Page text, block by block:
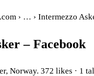
› … › Intermezzo
– Facebook
Norway. 372 likes · 1